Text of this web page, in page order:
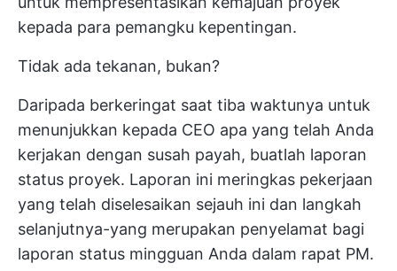
kepada para pemangku kepentingan.
Tidak ada tekanan, bukan?
Daripada berkeringat saat tiba waktunya untuk
menunjukkan kepada CEO apa yang telah Anda
kerjakan dengan susah payah, buatlah laporan
status proyek. Laporan ini meringkas pekerjaan
yang telah diselesaikan sejauh ini dan langkah
selanjutnya-yang merupakan penyelamat bagi
laporan status mingguan Anda dalam rapat PM.